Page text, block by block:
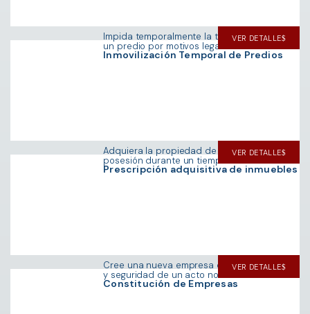
Inmovilización Temporal de Predios
Impida temporalmente la transferencia de
un predio por motivos legales.
VER DETALLE
Prescripción adquisitiva de inmuebles
Adquiera la propiedad de un inmueble por
posesión durante un tiempo determinado.
VER DETALLE
Constitución de Empresas
Cree una nueva empresa con la formalidad
y seguridad de un acto notarial.
VER DETALLE